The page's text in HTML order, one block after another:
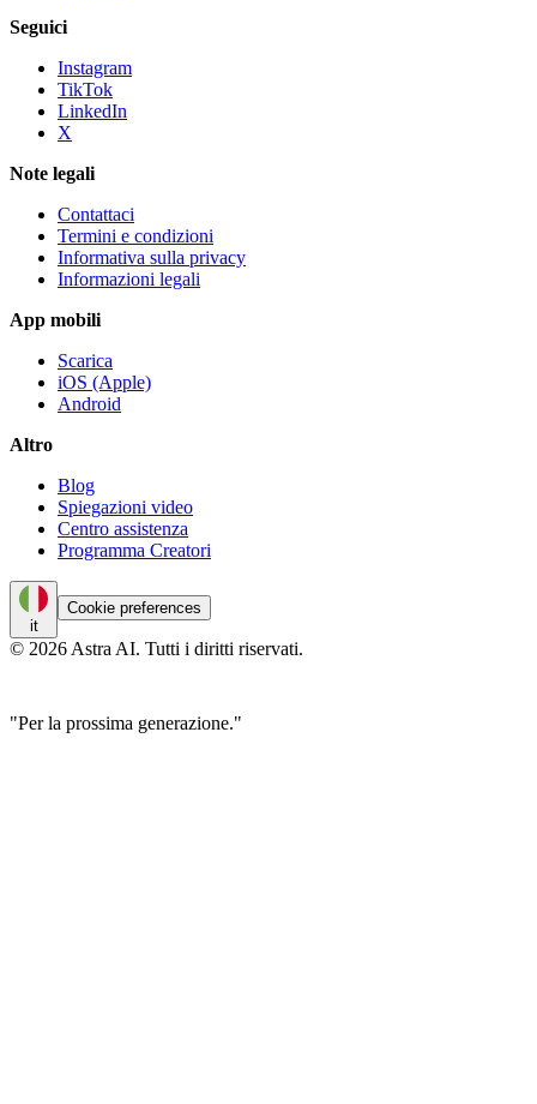
Seguici
Instagram
TikTok
LinkedIn
X
Note legali
Contattaci
Termini e condizioni
Informativa sulla privacy
Informazioni legali
App mobili
Scarica
iOS (Apple)
Android
Altro
Blog
Spiegazioni video
Centro assistenza
Programma Creatori
it
Cookie preferences
© 2026 Astra AI. Tutti i diritti riservati.
"Per la prossima generazione."